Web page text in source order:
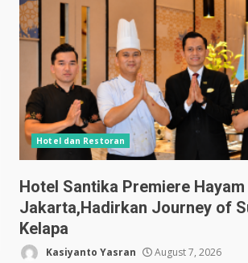
Hotel dan Restoran
Hotel Santika Premiere
Jakarta,Hadirkan Journey of
Kelapa
Kasiyanto Yasran August 7, 2026